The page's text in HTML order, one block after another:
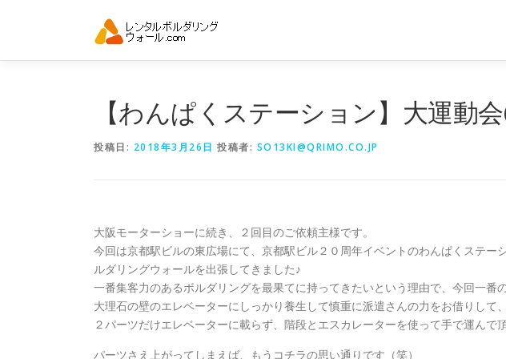
ン
【わんぱくステーション】大運動
投稿日: 2018年3月26日 投稿者: SO13KI@QRIMO.CO.JP
大阪モーターショーに続き、２回目のご依頼主様です。
今回は京都駅ビルの東広場にて、京都駅ビル２０周年イベントのわんぱくステ
ルダリングウォールを出張してきました♪
一番集客力のあるボルダリングを最果てに持ってきたいという理由で、今回一番
大理石の壁のエレベーターにしっかり養生して慎重に派遣さんの力をお借りして
２パーツだけエレベーターに載らず、階段とエスカレーターを使って手で運んで
パーツさえ上がってしまえば、もうコチラの思い通りです（笑）